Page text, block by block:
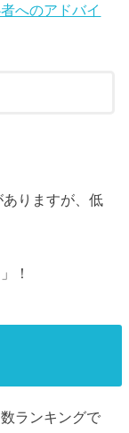
へのアドバイ
りますが、低
」！
ランキングで